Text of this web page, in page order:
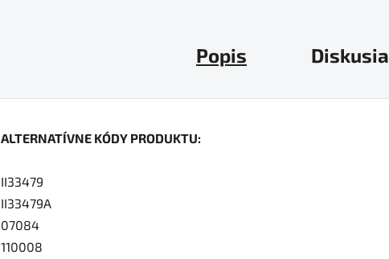
Popis Diskusia
ALTERNATÍVNE KÓDY PRODUKTU:
II33479
II33479A
07084
110008